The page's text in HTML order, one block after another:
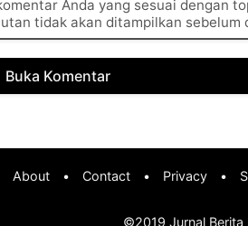
Anda yang sesuai dengan
tidak akan ditampilkan sebelum
Buka Komentar
About • Contact • Privacy •
©2019 Jurnal Berita